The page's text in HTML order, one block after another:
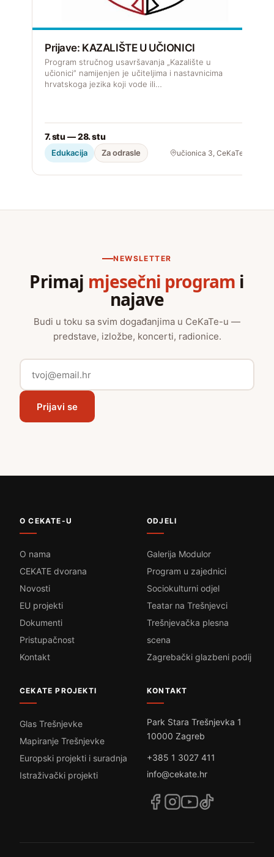
Prijave: KAZALIŠTE U UČIONICI
Program stručnog usavršavanja „Kazalište u
učionici” namijenjen je učiteljima i nastavnicima
hrvatskoga jezika koji vode ili…
7. stu — 28. stu
Edukacija Za odrasle učionica 3, CeKaTe
NEWSLETTER
Primaj mjesečni program i
najave
Budi u toku sa svim događanjima u CeKaTe-u —
predstave, izložbe, koncerti, radionice.
Prijavi se
O CEKATE-U
O nama
CEKATE dvorana
Novosti
EU projekti
Dokumenti
Pristupačnost
Kontakt
ODJELI
Galerija Modulor
Program u zajednici
Sociokulturni odjel
Teatar na Trešnjevci
Trešnjevačka plesna
scena
Zagrebački glazbeni podij
CEKATE PROJEKTI
Glas Trešnjevke
Mapiranje Trešnjevke
Europski projekti i suradnja
Istraživački projekti
KONTAKT
Park Stara Trešnjevka 1
10000 Zagreb
+385 1 3027 411
info@cekate.hr